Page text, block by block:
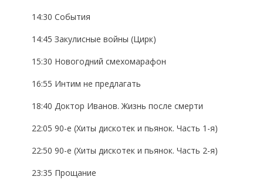
14:30 События
14:45 Закулисные войны (Цирк)
15:30 Новогодний смехомарафон
16:55 Интим не предлагать
18:40 Доктор Иванов. Жизнь после смерти
22:05 90-е (Хиты дискотек и пьянок. Часть 1-я)
22:50 90-е (Хиты дискотек и пьянок. Часть 2-я)
23:35 Прощание